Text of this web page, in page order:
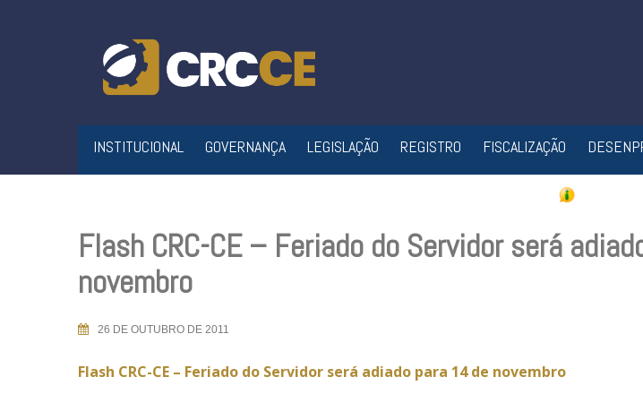
INSTITUCIONAL GOVERNANÇA LEGISLAÇÃO REGISTRO FISCALIZAÇÃO
Flash CRC-CE – Feriado do Servidor será
novembro
26 DE OUTUBRO DE 2011
Flash CRC-CE – Feriado do Servidor será adiado para 14 de novembro